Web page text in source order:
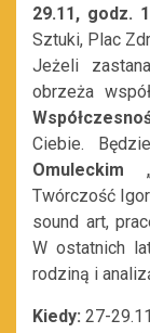
29.11, godz.
Sztuki, Plac
Jeżeli
obrzeża
Ciebie.
Omuleckim
Twórczość
sound art,
W ostatnich
rodziną i
Kiedy: 27-29.11